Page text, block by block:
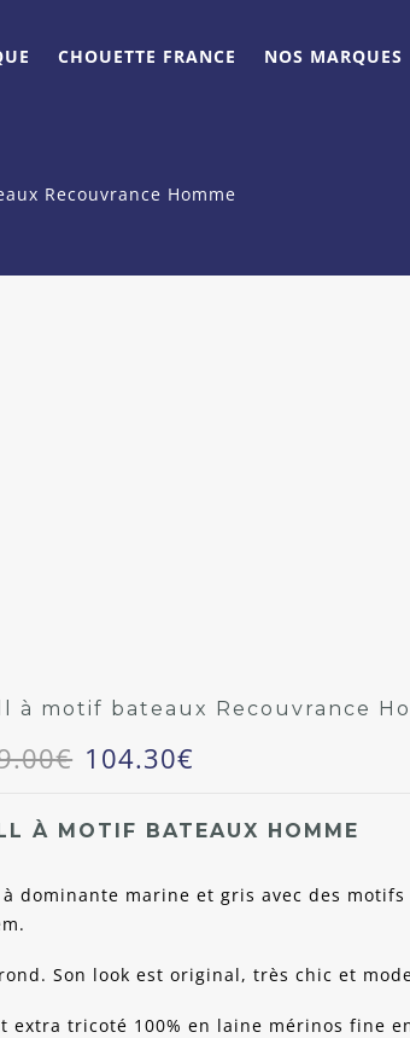
CHOUETTE FRANCE NOS MARQUES
Recouvrance Homme
à motif bateaux Recouvrance
€ 104.30€
À MOTIF BATEAUX HOMME
à dominante marine et gris avec des
Son look est original, très chic et
extra tricoté 100% en laine mérinos fine